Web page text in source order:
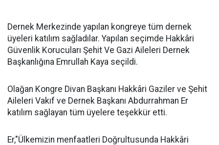
Dernek Merkezinde yapılan kongreye tüm dernek
üyeleri katılım sağladılar. Yapılan seçimde Hakkâri
Güvenlik Korucuları Şehit Ve Gazi Aileleri Dernek
Başkanlığına Emrullah Kaya seçildi.
Olağan Kongre Divan Başkanı Hakkâri Gaziler ve Şehit
Aileleri Vakıf ve Dernek Başkanı Abdurrahman Er
katılım sağlayan tüm üyelere teşekkür etti.
Er,"Ülkemizin menfaatleri Doğrultusunda Hakkâri